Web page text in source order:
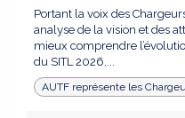
Portant la voix des
analyse de la vision et des
mieux comprendre
du SITL 2026,...
AUTF représente les